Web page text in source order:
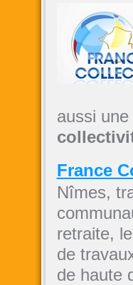
aussi
France
Nîmes,
retraite,
de
de haute